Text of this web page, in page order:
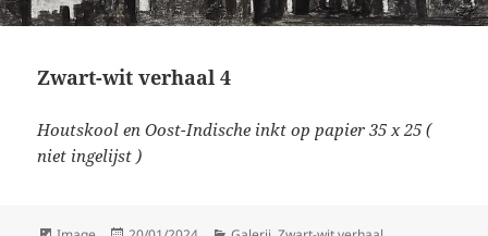
Zwart-wit verhaal 4
Houtskool en Oost-Indische inkt op papier 35 x 25 (
niet ingelijst )